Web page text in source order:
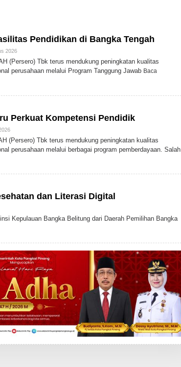
Pendidikan di Bangka Tengah
2026
E
H
(Persero) Tbk terus mendukung peningkatan kualitas
perusahaan melalui Program Tanggung Jawab Baca
Perkuat Kompetensi Pendidik
L
E
H
(Persero) Tbk terus mendukung peningkatan kualitas
perusahaan melalui berbagai program pemberdayaan. Salah
dan Literasi Digital
Kepulauan Bangka Belitung dari Daerah Pemilihan Bangka